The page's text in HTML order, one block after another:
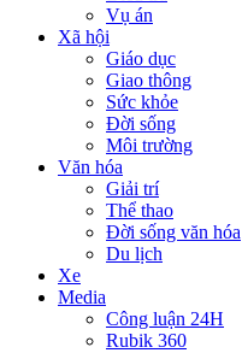
Vụ án
Xã hội
Giáo dục
Giao thông
Sức khỏe
Đời sống
Môi trường
Văn hóa
Giải trí
Thể thao
Đời sống văn hóa
Du lịch
Xe
Media
Công luận 24H
Rubik 360